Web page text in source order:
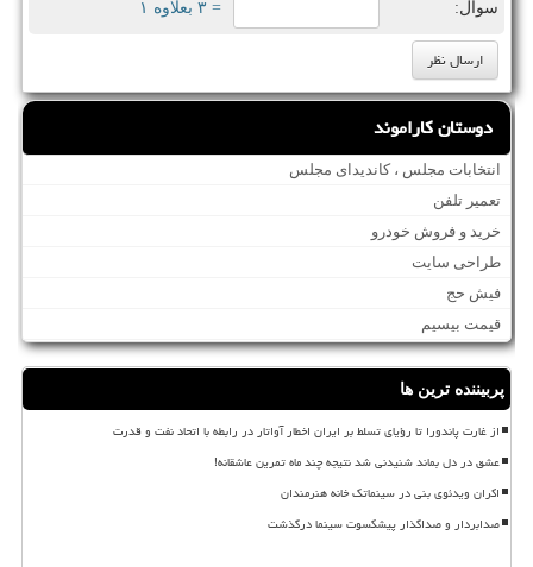
سوال: = ۳ بعلاوه ۱
دوستان کاراموند
انتخابات مجلس ، کاندیدای مجلس
تعمیر تلفن
خرید و فروش خودرو
طراحی سایت
فیش حج
قیمت بیسیم
پربیننده ترین ها
از غارت پاندورا تا رؤیای تسلط بر ایران اخطار آواتار در رابطه با اتحاد نفت و قدرت
عشق در دل بماند شنیدنی شد نتیجه چند ماه تمرین عاشقانه!
اکران ویدئوی بنی در سینماتک خانه هنرمندان
صدابردار و صداگذار پیشکسوت سینما درگذشت